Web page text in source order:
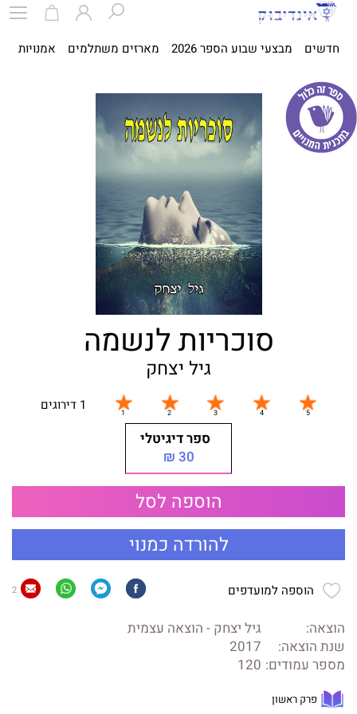
חדשים מבצעי שבוע הספר 2026 מארזים משתלמים אמנויות
סוכריות לנשמה
גיל יצחק
1 דירוגים
ספר דיגיטלי
30 ₪
הוספה לסל
להורדה כמנוי
הוספה למועדפים 2
הוצאה:
גיל יצחק - הוצאה עצמית
שנת הוצאה:
2017
מספר עמודים: 120
פרק ראשון